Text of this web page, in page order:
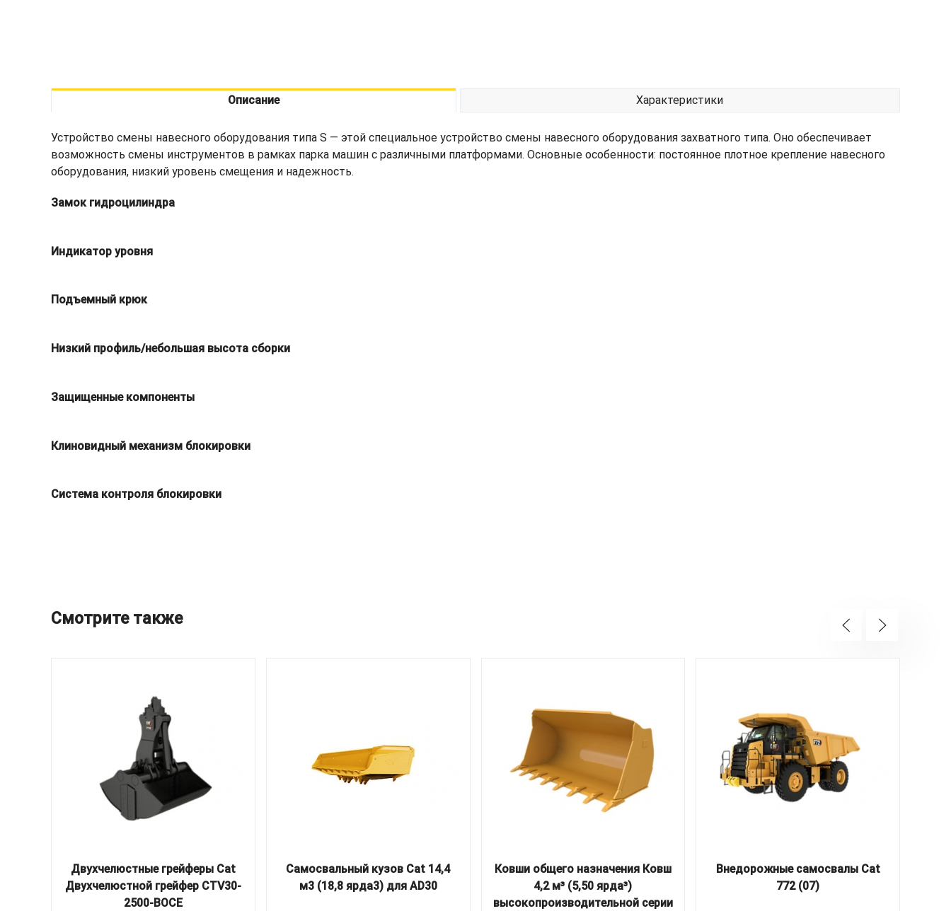
Описание Характеристики
Устройство смены навесного оборудования типа S — этой специальное устройство смены навесного оборудования захватного типа. Оно обеспечивает
возможность смены инструментов в рамках парка машин с различными платформами. Основные особенности: постоянное плотное крепление навесного
оборудования, низкий уровень смещения и надежность.
Замок гидроцилиндра
Индикатор уровня
Подъемный крюк
Низкий профиль/небольшая высота сборки
Защищенные компоненты
Клиновидный механизм блокировки
Система контроля блокировки
Смотрите также
Двухчелюстные грейферы Cat
Двухчелюстной грейфер CTV30-
2500-BOCE
Самосвальный кузов Cat 14,4
м3 (18,8 ярда3) для AD30
Ковши общего назначения Ковш
4,2 м³ (5,50 ярда³)
высокопроизводительной серии
Внедорожные самосвалы Cat
772 (07)